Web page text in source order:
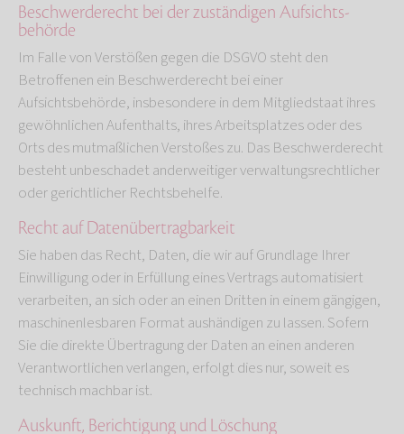
Beschwerde­recht bei der zuständigen Aufsichts­
behörde
Im Falle von Verstößen gegen die DSGVO steht den
Betroffenen ein Beschwerderecht bei einer
Aufsichtsbehörde, insbesondere in dem Mitgliedstaat ihres
gewöhnlichen Aufenthalts, ihres Arbeitsplatzes oder des
Orts des mutmaßlichen Verstoßes zu. Das Beschwerderecht
besteht unbeschadet anderweitiger verwaltungsrechtlicher
oder gerichtlicher Rechtsbehelfe.
Recht auf Daten­übertrag­barkeit
Sie haben das Recht, Daten, die wir auf Grundlage Ihrer
Einwilligung oder in Erfüllung eines Vertrags automatisiert
verarbeiten, an sich oder an einen Dritten in einem gängigen,
maschinenlesbaren Format aushändigen zu lassen. Sofern
Sie die direkte Übertragung der Daten an einen anderen
Verantwortlichen verlangen, erfolgt dies nur, soweit es
technisch machbar ist.
Auskunft, Berichtigung und Löschung